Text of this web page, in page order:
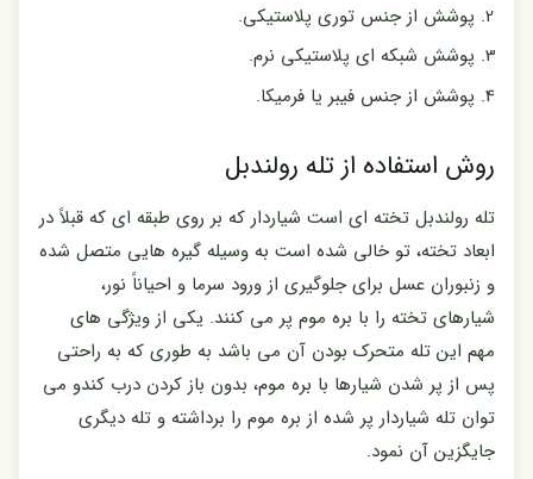
پوشش از جنس توری پلاستیکی.
پوشش شبکه ای پلاستیکی نرم.
پوشش از جنس فیبر یا فرمیکا.
روش استفاده از تله رولندبل
تله رولندبل تخته ای است شیاردار که بر روی طبقه ای که قبلاً در
ابعاد تخته، تو خالی شده است به وسیله گیره هایی متصل شده
و زنبوران عسل برای جلوگیری از ورود سرما و احیاناً نور،
شیارهای تخته را با بره موم پر می کنند. یکی از ویژگی های
مهم این تله متحرک بودن آن می باشد به طوری که به راحتی
پس از پر شدن شیارها با بره موم، بدون باز کردن درب کندو می
توان تله شیاردار پر شده از بره موم را برداشته و تله دیگری
جایگزین آن نمود.